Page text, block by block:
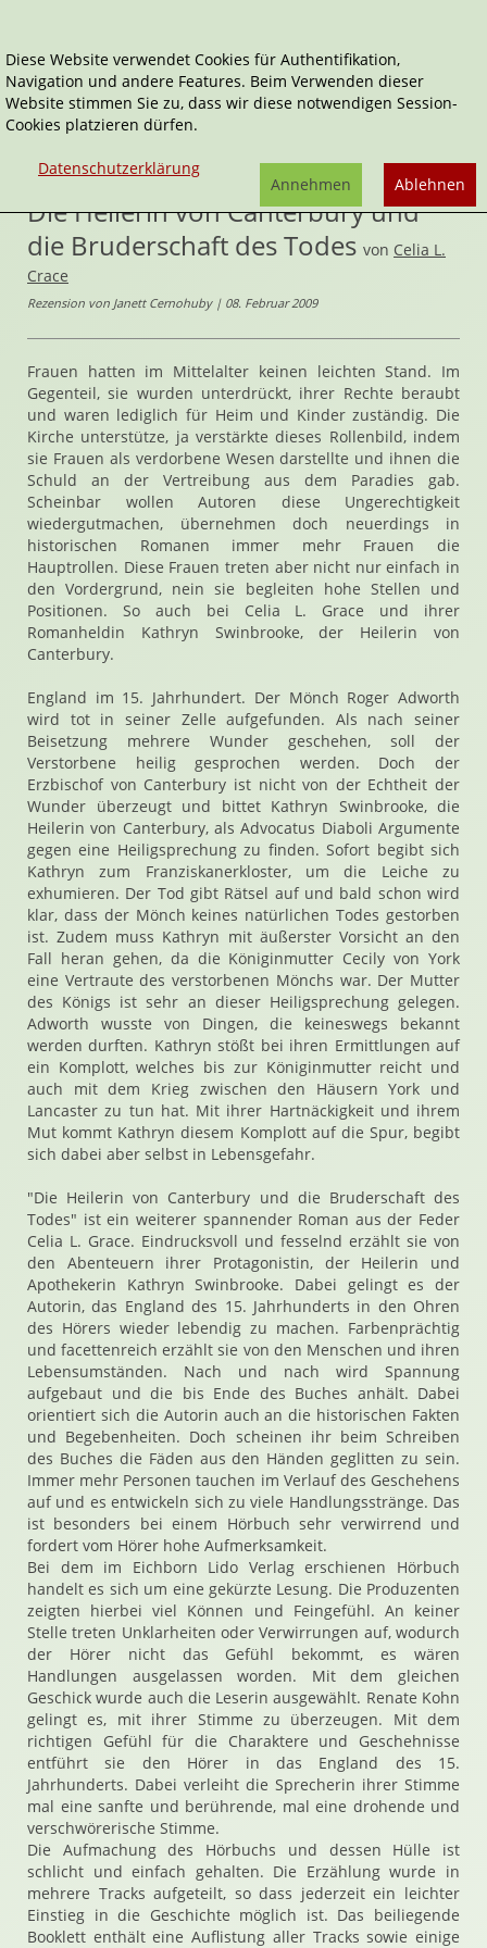
Home Audio-Bücher Historisch
Die Heilerin von Canterbury und die Bruderschaft des
Die Heilerin von Canterbury und
die Bruderschaft des Todes von Celia L.
Crace
Rezension von Janett Cernohuby | 08. Februar 2009
Frauen hatten im Mittelalter keinen leichten Stand. Im
Gegenteil, sie wurden unterdrückt, ihrer Rechte beraubt
und waren lediglich für Heim und Kinder zuständig. Die
Kirche unterstütze, ja verstärkte dieses Rollenbild, indem
sie Frauen als verdorbene Wesen darstellte und ihnen die
Schuld an der Vertreibung aus dem Paradies gab.
Scheinbar wollen Autoren diese Ungerechtigkeit
wiedergutmachen, übernehmen doch neuerdings in
historischen Romanen immer mehr Frauen die
Hauptrollen. Diese Frauen treten aber nicht nur einfach in
den Vordergrund, nein sie begleiten hohe Stellen und
Positionen. So auch bei Celia L. Grace und ihrer
Romanheldin Kathryn Swinbrooke, der Heilerin von
Canterbury.
England im 15. Jahrhundert. Der Mönch Roger Adworth
wird tot in seiner Zelle aufgefunden. Als nach seiner
Beisetzung mehrere Wunder geschehen, soll der
Verstorbene heilig gesprochen werden. Doch der
Erzbischof von Canterbury ist nicht von der Echtheit der
Wunder überzeugt und bittet Kathryn Swinbrooke, die
Heilerin von Canterbury, als Advocatus Diaboli Argumente
gegen eine Heiligsprechung zu finden. Sofort begibt sich
Kathryn zum Franziskanerkloster, um die Leiche zu
exhumieren. Der Tod gibt Rätsel auf und bald schon wird
klar, dass der Mönch keines natürlichen Todes gestorben
ist. Zudem muss Kathryn mit äußerster Vorsicht an den
Fall heran gehen, da die Königinmutter Cecily von York
eine Vertraute des verstorbenen Mönchs war. Der Mutter
des Königs ist sehr an dieser Heiligsprechung gelegen.
Adworth wusste von Dingen, die keineswegs bekannt
werden durften. Kathryn stößt bei ihren Ermittlungen auf
ein Komplott, welches bis zur Königinmutter reicht und
auch mit dem Krieg zwischen den Häusern York und
Lancaster zu tun hat. Mit ihrer Hartnäckigkeit und ihrem
Mut kommt Kathryn diesem Komplott auf die Spur, begibt
sich dabei aber selbst in Lebensgefahr.
"Die Heilerin von Canterbury und die Bruderschaft des
Todes" ist ein weiterer spannender Roman aus der Feder
Celia L. Grace. Eindrucksvoll und fesselnd erzählt sie von
den Abenteuern ihrer Protagonistin, der Heilerin und
Apothekerin Kathryn Swinbrooke. Dabei gelingt es der
Autorin, das England des 15. Jahrhunderts in den Ohren
des Hörers wieder lebendig zu machen. Farbenprächtig
und facettenreich erzählt sie von den Menschen und ihren
Lebensumständen. Nach und nach wird Spannung
aufgebaut und die bis Ende des Buches anhält. Dabei
orientiert sich die Autorin auch an die historischen Fakten
und Begebenheiten. Doch scheinen ihr beim Schreiben
des Buches die Fäden aus den Händen geglitten zu sein.
Immer mehr Personen tauchen im Verlauf des Geschehens
auf und es entwickeln sich zu viele Handlungsstränge. Das
ist besonders bei einem Hörbuch sehr verwirrend und
fordert vom Hörer hohe Aufmerksamkeit.
Bei dem im Eichborn Lido Verlag erschienen Hörbuch
handelt es sich um eine gekürzte Lesung. Die Produzenten
zeigten hierbei viel Können und Feingefühl. An keiner
Stelle treten Unklarheiten oder Verwirrungen auf, wodurch
der Hörer nicht das Gefühl bekommt, es wären
Handlungen ausgelassen worden. Mit dem gleichen
Geschick wurde auch die Leserin ausgewählt. Renate Kohn
gelingt es, mit ihrer Stimme zu überzeugen. Mit dem
richtigen Gefühl für die Charaktere und Geschehnisse
entführt sie den Hörer in das England des 15.
Jahrhunderts. Dabei verleiht die Sprecherin ihrer Stimme
mal eine sanfte und berührende, mal eine drohende und
verschwörerische Stimme.
Die Aufmachung des Hörbuchs und dessen Hülle ist
schlicht und einfach gehalten. Die Erzählung wurde in
mehrere Tracks aufgeteilt, so dass jederzeit ein leichter
Einstieg in die Geschichte möglich ist. Das beiliegende
Booklett enthält eine Auflistung aller Tracks sowie einige
Diese Website verwendet Cookies für Authentifikation,
Navigation und andere Features. Beim Verwenden dieser
Website stimmen Sie zu, dass wir diese notwendigen Session-
Cookies platzieren dürfen.
Datenschutzerklärung
Ablehnen
Annehmen